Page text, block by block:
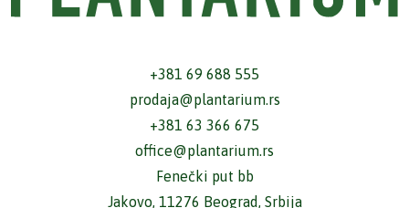
+381 69 688 555
prodaja@plantarium.rs
+381 63 366 675
office@plantarium.rs
Fenečki put bb
Jakovo, 11276 Beograd, Srbija